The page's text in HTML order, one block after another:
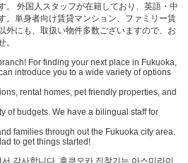
。 外国人スタッフが在籍しており、英語・中
。単身者向け賃貸マンション、ファミリー賃
外にも、取扱い物件多数ございますので、お
。
For finding your next place in Fukuoka,
introduce you to a wide variety of options
rental homes, pet friendly properties, and
of budgets. We have a bilingual staff for
families through out the Fukuoka city area.
to get things started!
감사합니다. 후쿠오카 집찾기는 아스미라이